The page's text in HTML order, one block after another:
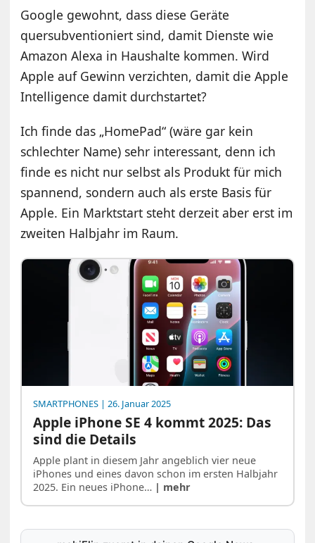
Google gewohnt, dass diese Geräte
quersubventioniert sind, damit Dienste wie
Amazon Alexa in Haushalte kommen. Wird
Apple auf Gewinn verzichten, damit die Apple
Intelligence damit durchstartet?
Ich finde das „HomePad“ (wäre gar kein
schlechter Name) sehr interessant, denn ich
finde es nicht nur selbst als Produkt für mich
spannend, sondern auch als erste Basis für
Apple. Ein Marktstart steht derzeit aber erst im
zweiten Halbjahr im Raum.
SMARTPHONES | 26. Januar 2025
Apple iPhone SE 4 kommt 2025: Das
sind die Details
Apple plant in diesem Jahr angeblich vier neue
iPhones und eines davon schon im ersten Halbjahr
2025. Ein neues iPhone… | mehr